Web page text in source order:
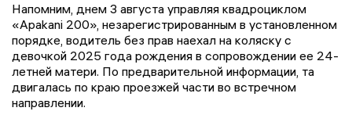
Напомним, днем 3 августа управляя квадроциклом
«Apakani 200», незарегистрированным в установленном
порядке, водитель без прав наехал на коляску с
девочкой 2025 года рождения в сопровождении ее 24-
летней матери. По предварительной информации, та
двигалась по краю проезжей части во встречном
направлении.